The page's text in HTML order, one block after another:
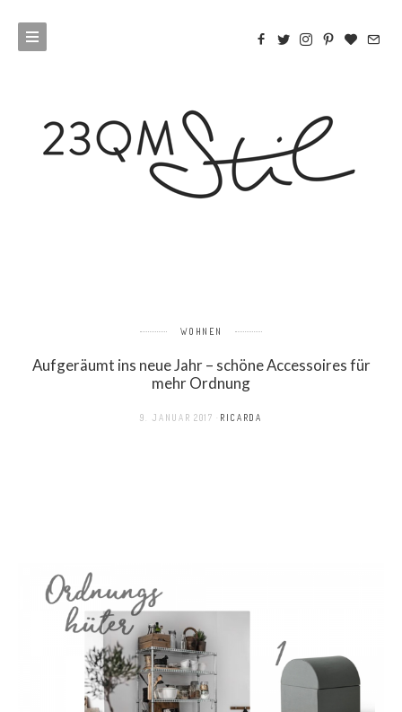
WOHNEN
Aufgeräumt ins neue Jahr – schöne Accessoires für
mehr Ordnung
9. JANUAR 2017 RICARDA